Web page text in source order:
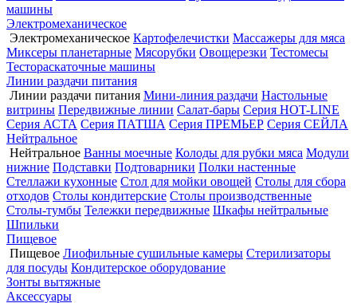
машины
Электромеханическое
Электромеханическое Картофелечистки Массажеры для мяса
Миксеры планетарные Мясорубки Овощерезки Тестомесы
Тестораскаточные машины
Линии раздачи питания
Линии раздачи питания Мини-линия раздачи Настольные
витрины Передвижные линии Салат-бары Серия HOT-LINE
Серия АСТА Серия ПАТША Серия ПРЕМЬЕР Серия СЕЙЛА
Нейтральное
Нейтральное Ванны моечные Колоды для рубки мяса Модули
нижние Подставки Подтоварники Полки настенные
Стеллажи кухонные Стол для мойки овощей Столы для сбора
отходов Столы кондитерские Столы производственные
Столы-тумбы Тележки передвижные Шкафы нейтральные
Шпильки
Пищевое
Пищевое Лиофильные сушильные камеры Стерилизаторы
для посуды Кондитерское оборудование
Зонты вытяжные
Аксессуары